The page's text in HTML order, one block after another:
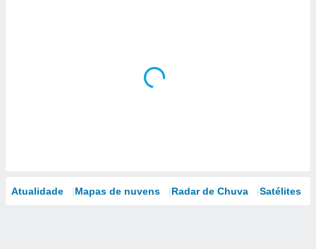
Atualidade Mapas de nuvens Radar de Chuva Satélites